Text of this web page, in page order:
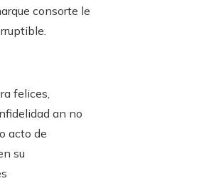
consorte le
felices,
an no
acto de
su